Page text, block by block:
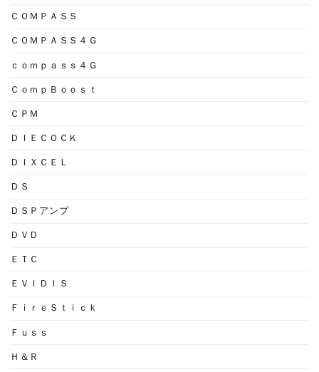
ＣＯＭＰＡＳＳ
ＣＯＭＰＡＳＳ４Ｇ
ｃｏｍｐａｓｓ４Ｇ
ＣｏｍｐＢｏｏｓｔ
ＣＰＭ
ＤＩＥＣＯＣＫ
ＤＩＸＣＥＬ
ＤＳ
ＤＳＰアンプ
ＤＶＤ
ＥＴＣ
ＥＶＩＤＩＳ
ＦｉｒｅＳｔｉｃｋ
Ｆｕｓｓ
Ｈ＆Ｒ